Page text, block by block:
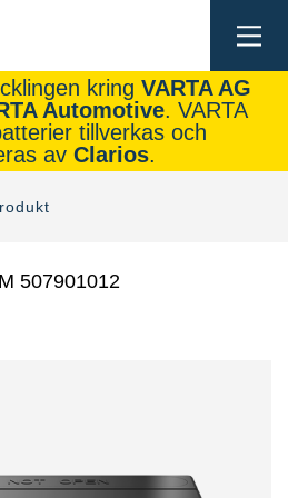
kring VARTA AG
Automotive. VARTA
tillverkas och
av Clarios.
507901012